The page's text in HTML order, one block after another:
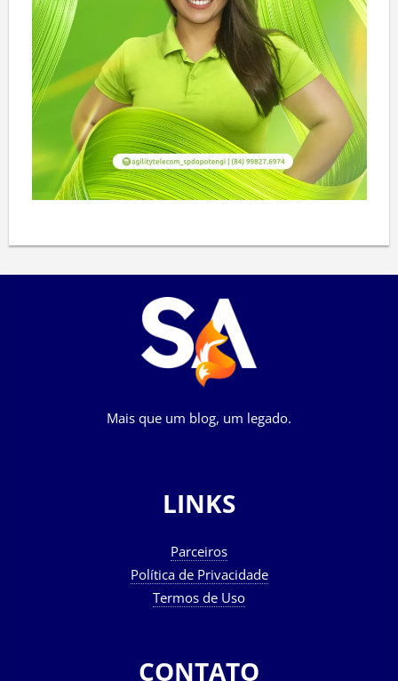
Mais que um blog, um legado.
LINKS
Parceiros
Política de Privacidade
Termos de Uso